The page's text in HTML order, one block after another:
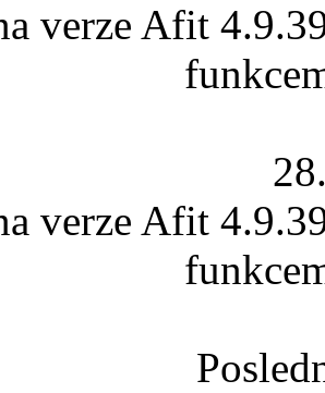
verze Afit
verze Afit